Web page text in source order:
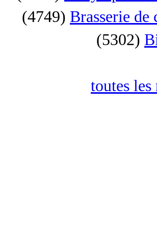
(4749) Brasserie de
(5302)
toutes les